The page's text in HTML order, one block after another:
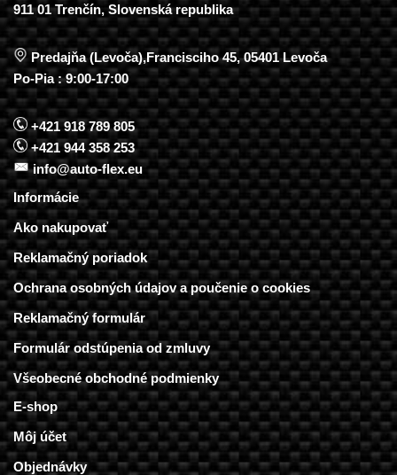
911 01 Trenčín, Slovenská republika
Predajňa (Levoča),Francisciho 45, 05401 Levoča
Po-Pia : 9:00-17:00
+421 918 789 805
+421 944 358 253
info@auto-flex.eu
Informácie
Ako nakupovať
Reklamačný poriadok
Ochrana osobných údajov a poučenie o cookies
Reklamačný formulár
Formulár odstúpenia od zmluvy
Všeobecné obchodné podmienky
E-shop
Môj účet
Objednávky